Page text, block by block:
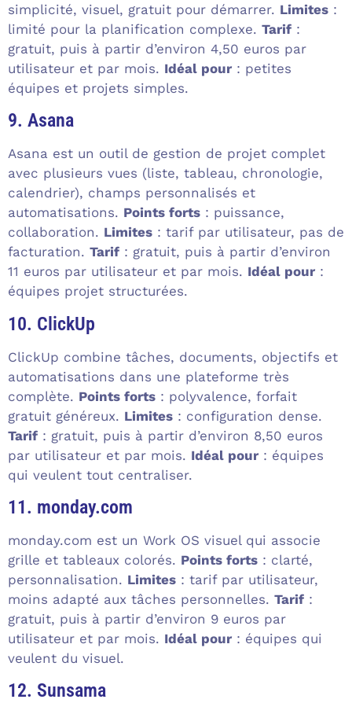
simplicité, visuel, gratuit pour démarrer. Limites :
limité pour la planification complexe. Tarif :
gratuit, puis à partir d’environ 4,50 euros par
utilisateur et par mois. Idéal pour : petites
équipes et projets simples.
9. Asana
Asana est un outil de gestion de projet complet
avec plusieurs vues (liste, tableau, chronologie,
calendrier), champs personnalisés et
automatisations. Points forts : puissance,
collaboration. Limites : tarif par utilisateur, pas de
facturation. Tarif : gratuit, puis à partir d’environ
11 euros par utilisateur et par mois. Idéal pour :
équipes projet structurées.
10. ClickUp
ClickUp combine tâches, documents, objectifs et
automatisations dans une plateforme très
complète. Points forts : polyvalence, forfait
gratuit généreux. Limites : configuration dense.
Tarif : gratuit, puis à partir d’environ 8,50 euros
par utilisateur et par mois. Idéal pour : équipes
qui veulent tout centraliser.
11. monday.com
monday.com est un Work OS visuel qui associe
grille et tableaux colorés. Points forts : clarté,
personnalisation. Limites : tarif par utilisateur,
moins adapté aux tâches personnelles. Tarif :
gratuit, puis à partir d’environ 9 euros par
utilisateur et par mois. Idéal pour : équipes qui
veulent du visuel.
12. Sunsama